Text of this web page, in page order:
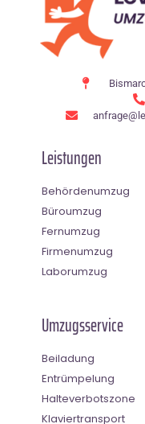
Leistungen
Behördenumzug
Büroumzug
Fernumzug
Firmenumzug
Laborumzug
Umzugsservice
Beiladung
Entrümpelung
Halteverbotszone
Klaviertransport